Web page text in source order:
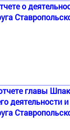
о
главы